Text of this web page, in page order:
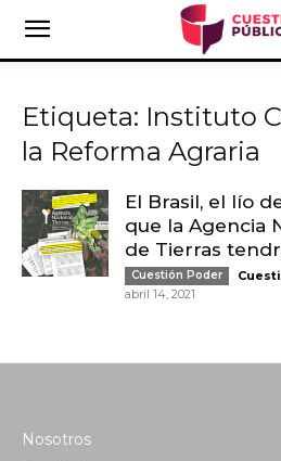
Etiqueta: Instituto
la Reforma Agraria
El Brasil, el lío
que la Agencia
de Tierras
Cuestión Poder
abril 14, 2021
Nosotros